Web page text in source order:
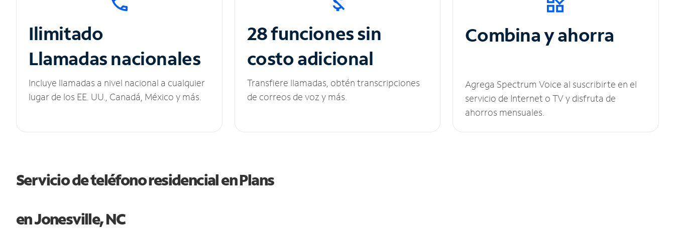
Ilimitado
Llamadas nacionales
Incluye llamadas a nivel nacional a cualquier
lugar de los EE. UU., Canadá, México y más.
28 funciones sin
costo adicional
Transfiere llamadas, obtén transcripciones
de correos de voz y más.
Combina y ahorra
Agrega Spectrum Voice al suscribirte en el
servicio de Internet o TV y disfruta de
ahorros mensuales.
Servicio de teléfono residencial en Plans
en Jonesville, NC